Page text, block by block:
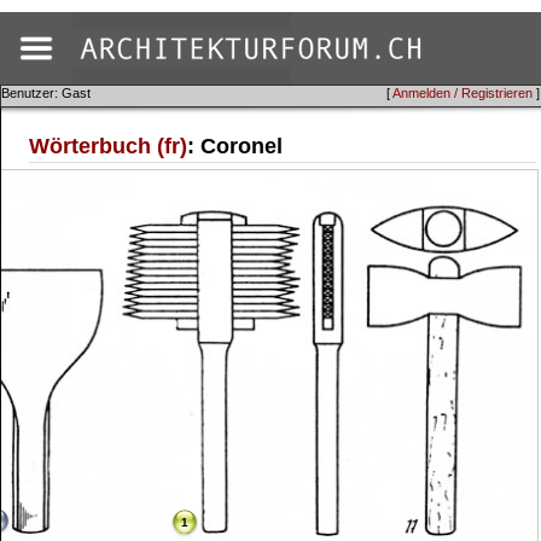
[Anmelden / Registrieren ]
Benutzer: Gast
Wörterbuch (fr): Coronel
1